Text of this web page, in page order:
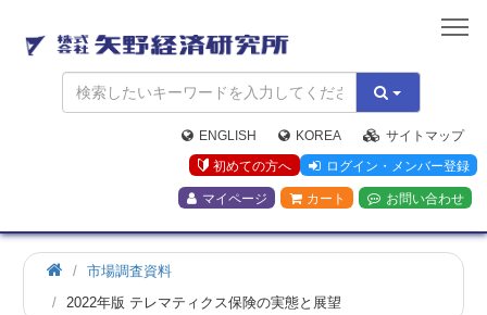
矢
野
経
済
研
究
所
ENGLISH KOREA
サイトマップ
初めての方へ
ログイン・メンバー登録
マイページ カート お問い合わせ
市場調査資料
2022年版 テレマティクス保険の実態と展望